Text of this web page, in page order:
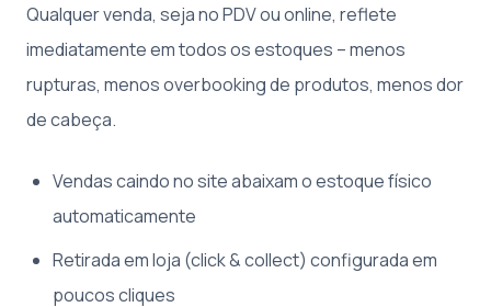
Qualquer venda, seja no PDV ou online, reflete
imediatamente em todos os estoques – menos
rupturas, menos overbooking de produtos, menos dor
de cabeça.
Vendas caindo no site abaixam o estoque físico
automaticamente
Retirada em loja (click & collect) configurada em
poucos cliques